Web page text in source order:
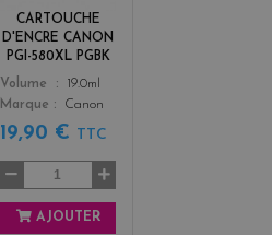
CARTOUCHE
D'ENCRE CANON
PGI-580XL PGBK
Color
k
Volume
19.0ml
Marque
Canon
19,90 € TTC
AJOUTER